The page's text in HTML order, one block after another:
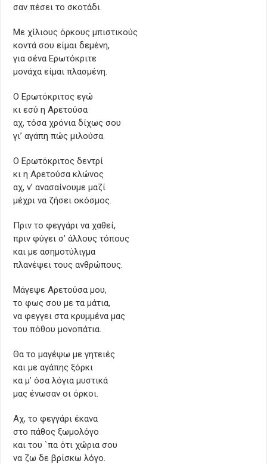
σαν πέσει το σκοτάδι.
Με χίλιους όρκους μπιστικούς
κοντά σου είμαι δεμένη,
για σένα Ερωτόκριτε
μονάχα είμαι πλασμένη.
Ο Ερωτόκριτος εγώ
κι εσύ η Αρετούσα
αχ, τόσα χρόνια δίχως σου
γι’ αγάπη πώς μιλούσα.
Ο Ερωτόκριτος δεντρί
κι η Αρετούσα κλώνος
αχ, ν’ ανασαίνουμε μαζί
μέχρι να ζήσει οκόσμος.
Πριν το φεγγάρι να χαθεί,
πριν φύγει σ’ άλλους τόπους
και με ασημοτύλιγμα
πλανέψει τους ανθρώπους.
Μάγεψε Αρετούσα μου,
το φως σου με τα μάτια,
να φεγγει στα κρυμμένα μας
του πόθου μονοπάτια.
Θα το μαγέψω με γητειές
και με αγάπης ξόρκι
κα μ’ όσα λόγια μυστικά
μας ένωσαν οι όρκοι.
Αχ, το φεγγάρι έκανα
στο πάθος ξωμολόγο
και του `πα ότι χώρια σου
να ζω δε βρίσκω λόγο.